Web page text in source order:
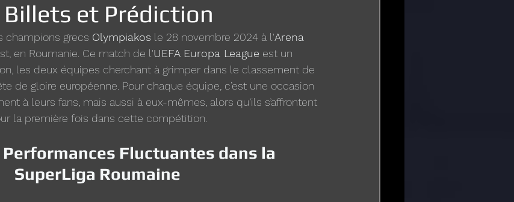
et Prédiction
grecs Olympiakos le 28 novembre 2024 à l'Arena
en Roumanie. Ce match de l'UEFA Europa League est un
les deux équipes cherchant à grimper dans le classement de
de gloire européenne. Pour chaque équipe, c’est une occasion
à leurs fans, mais aussi à eux-mêmes, alors qu’ils s’affrontent
la première fois dans cette compétition.
Performances Fluctuantes dans la
SuperLiga Roumaine